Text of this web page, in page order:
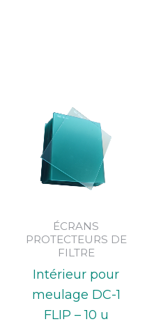
ÉCRANS
PROTECTEURS DE
FILTRE
Intérieur pour
meulage DC-1
FLIP – 10 u
de
prix :
23,55€
à